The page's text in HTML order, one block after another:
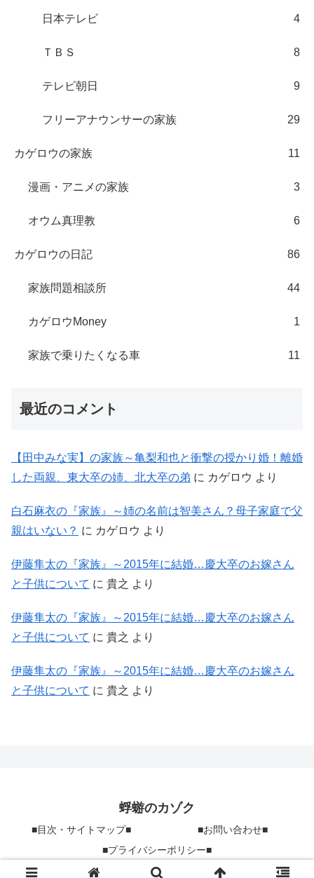
日本テレビ 4
ＴＢＳ 8
テレビ朝日 9
フリーアナウンサーの家族 29
カゲロウの家族 11
漫画・アニメの家族 3
オウム真理教 6
カゲロウの日記 86
家族問題相談所 44
カゲロウMoney 1
家族で乗りたくなる車 11
最近のコメント
【田中みな実】の家族～亀梨和也と衝撃の授かり婚！離婚
した両親、東大卒の姉、北大卒の弟 に カゲロウ より
白石麻衣の『家族』～姉の名前は智美さん？母子家庭で父
親はいない？ に カゲロウ より
伊藤隼太の『家族』～2015年に結婚…慶大卒のお嫁さん
と子供について に 貴之 より
伊藤隼太の『家族』～2015年に結婚…慶大卒のお嫁さん
と子供について に 貴之 より
伊藤隼太の『家族』～2015年に結婚…慶大卒のお嫁さん
と子供について に 貴之 より
蜉蝣のカゾク
■目次・サイトマップ■
■お問い合わせ■
■プライバシーポリシー■
© 2015 蜉蝣のカゾク.